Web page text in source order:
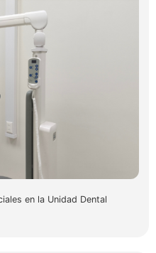
en la Unidad Dental